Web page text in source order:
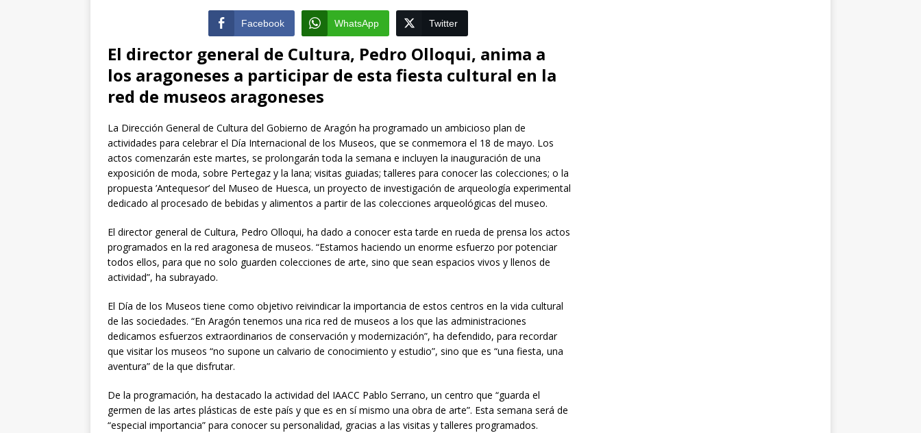
Facebook WhatsApp Twitter
El director general de Cultura, Pedro Olloqui, anima a
los aragoneses a participar de esta fiesta cultural en la
red de museos aragoneses
La Dirección General de Cultura del Gobierno de Aragón ha programado un ambicioso plan de
actividades para celebrar el Día Internacional de los Museos, que se conmemora el 18 de mayo. Los
actos comenzarán este martes, se prolongarán toda la semana e incluyen la inauguración de una
exposición de moda, sobre Pertegaz y la lana; visitas guiadas; talleres para conocer las colecciones; o la
propuesta ’Antequesor’ del Museo de Huesca, un proyecto de investigación de arqueología experimental
dedicado al procesado de bebidas y alimentos a partir de las colecciones arqueológicas del museo.
El director general de Cultura, Pedro Olloqui, ha dado a conocer esta tarde en rueda de prensa los actos
programados en la red aragonesa de museos. “Estamos haciendo un enorme esfuerzo por potenciar
todos ellos, para que no solo guarden colecciones de arte, sino que sean espacios vivos y llenos de
actividad”, ha subrayado.
El Día de los Museos tiene como objetivo reivindicar la importancia de estos centros en la vida cultural
de las sociedades. “En Aragón tenemos una rica red de museos a los que las administraciones
dedicamos esfuerzos extraordinarios de conservación y modernización”, ha defendido, para recordar
que visitar los museos “no supone un calvario de conocimiento y estudio”, sino que es “una fiesta, una
aventura” de la que disfrutar.
De la programación, ha destacado la actividad del IAACC Pablo Serrano, un centro que “guarda el
germen de las artes plásticas de este país y que es en sí mismo una obra de arte”. Esta semana será de
“especial importancia” para conocer su personalidad, gracias a las visitas y talleres programados.